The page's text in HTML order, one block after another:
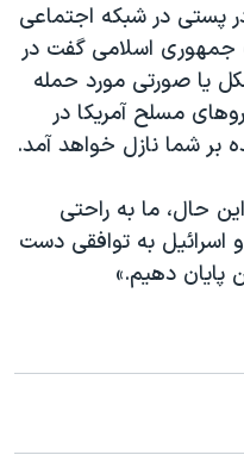
پستی در شبکه اجتماعی
اسلامی گفت در
یا صورتی مورد حمله
مسلح آمریکا در
شما نازل خواهد آمد.
حال، ما به راحتی
اسرائیل به توافقی دست
پایان دهیم.»